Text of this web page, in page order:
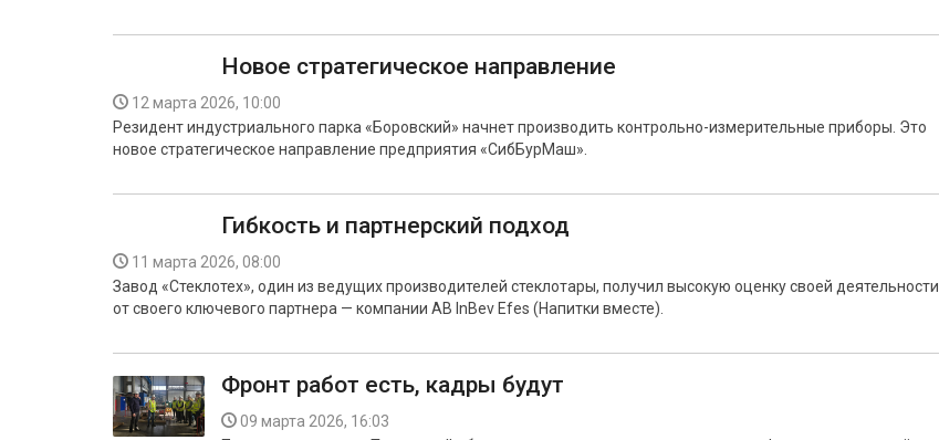
Новое стратегическое направление
12 марта 2026, 10:00
Резидент индустриального парка «Боровский» начнет производить контрольно-измерительные приборы. Это
новое стратегическое направление предприятия «СибБурМаш».
Гибкость и партнерский подход
11 марта 2026, 08:00
Завод «Стеклотех», один из ведущих производителей стеклотары, получил высокую оценку своей деятельности
от своего ключевого партнера — компании AB InBev Efes (Напитки вместе).
Фронт работ есть, кадры будут
09 марта 2026, 16:03